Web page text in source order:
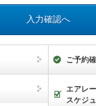
ご予約
エアレ
スケジ